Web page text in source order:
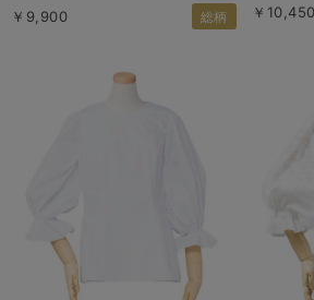
￥9,900 総柄 ￥10,450